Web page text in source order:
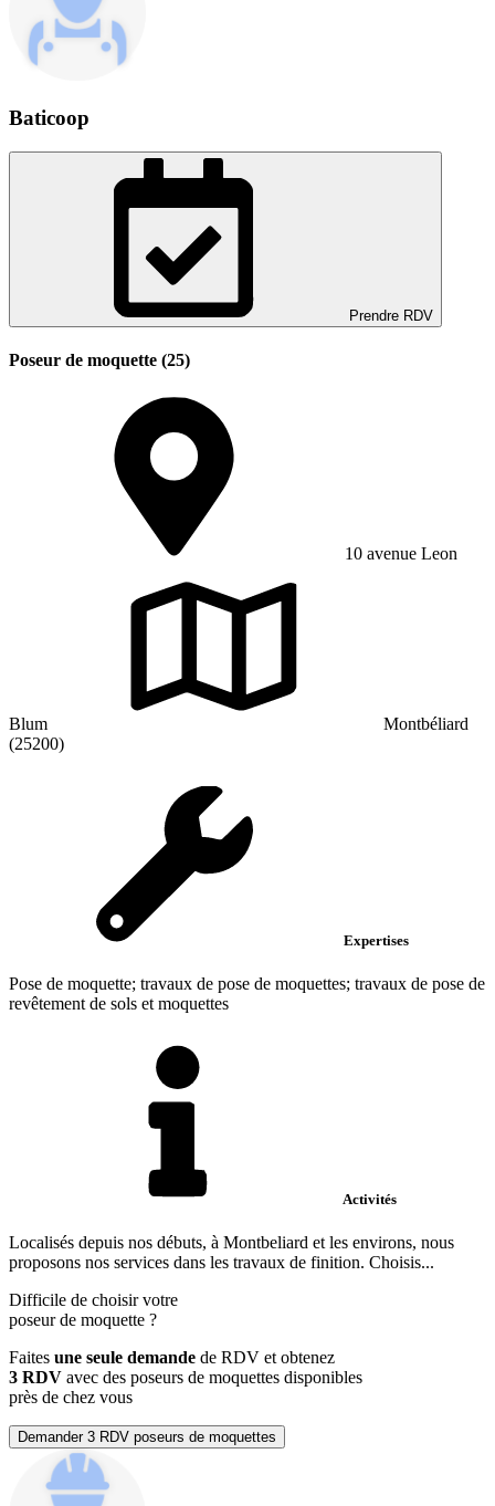
Baticoop
Prendre RDV
Poseur de moquette (25)
10 avenue Leon
Blum
Montbéliard
(25200)
Expertises
Pose de moquette; travaux de pose de moquettes; travaux de pose de
revêtement de sols et moquettes
Activités
Localisés depuis nos débuts, à Montbeliard et les environs, nous
proposons nos services dans les travaux de finition. Choisis...
Difficile de choisir votre
poseur de moquette ?
Faites une seule demande de RDV et obtenez
3 RDV avec des poseurs de moquettes disponibles
près de chez vous
Demander 3 RDV poseurs de moquettes